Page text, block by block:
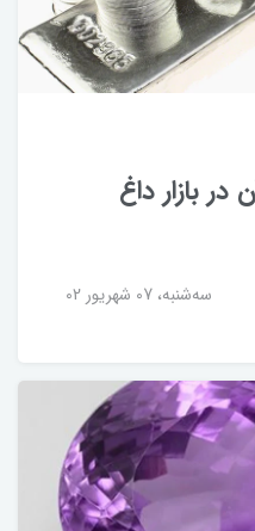
بازار داغ
ﺳﻪشنبه، 07 شهریور 02